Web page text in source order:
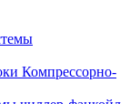
Компрессорно-